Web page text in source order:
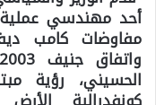
أحد مهندسي
الحسيني، رؤية